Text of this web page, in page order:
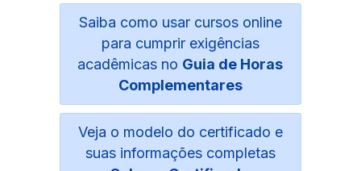
Saiba como usar cursos online
para cumprir exigências
acadêmicas no Guia de Horas
Complementares
Veja o modelo do certificado e
suas informações completas